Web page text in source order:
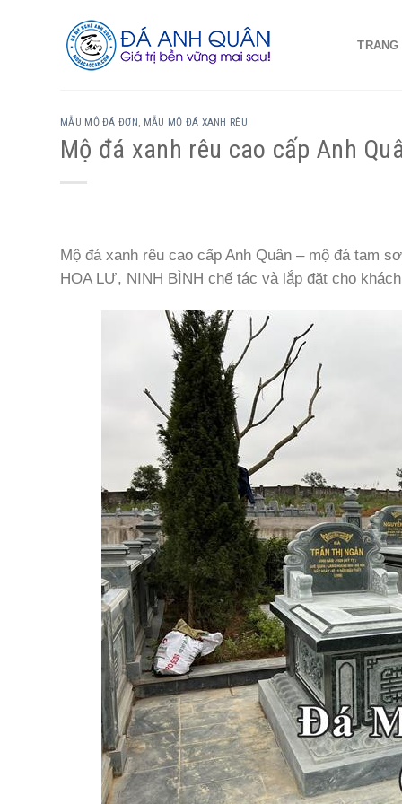
TRANG
MẪU MỘ ĐÁ ĐƠN, MẪU MỘ ĐÁ XANH RÊU
Mộ đá xanh rêu cao cấp Anh
Mộ đá xanh rêu cao cấp Anh Quân – mộ đá tam
HOA LƯ, NINH BÌNH chế tác và lắp đặt cho